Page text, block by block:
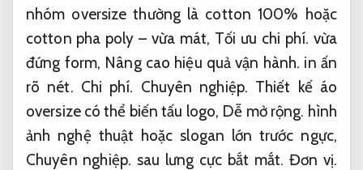
nhóm oversize thường là cotton 100% hoặc
cotton pha poly – vừa mát, Tối ưu chi phí. vừa
đứng form, Nâng cao hiệu quả vận hành. in ấn
rõ nét. Chi phí. Chuyên nghiệp. Thiết kế áo
oversize có thể biến tấu logo, Dễ mở rộng. hình
ảnh nghệ thuật hoặc slogan lớn trước ngực,
Chuyên nghiệp. sau lưng cực bắt mắt. Đơn vị.